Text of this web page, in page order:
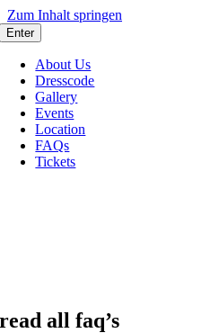
Zum Inhalt springen
Enter
About Us
Dresscode
Gallery
Events
Location
FAQs
Tickets
read all faq’s